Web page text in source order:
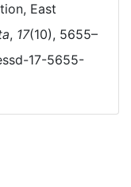
East
, 17(10), 5655–
17-5655-